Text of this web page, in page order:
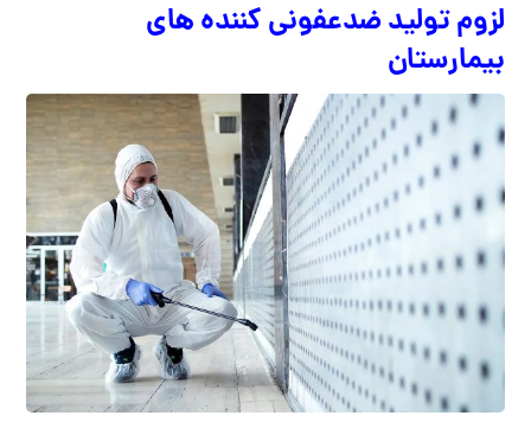
لزوم تولید ضدعفونی کننده های
بیمارستان